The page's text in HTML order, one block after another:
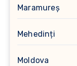
Maramureș
Mehedinți
Moldova